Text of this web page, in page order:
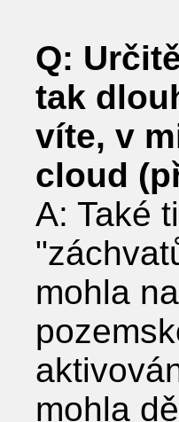
Q:
tak
víte, v
cloud
A: Také
mohla
mohla